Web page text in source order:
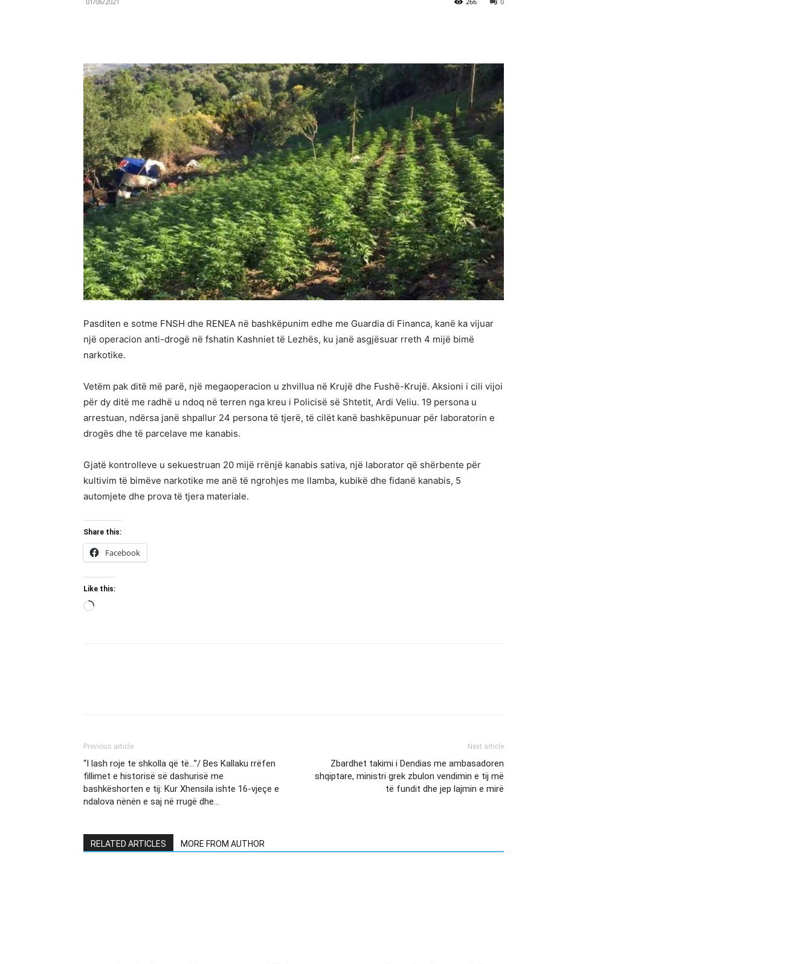
Pasditen e sotme FNSH dhe RENEA në bashkëpunim edhe me Guardia di Financa, kanë ka vijuar
një operacion anti-drogë në fshatin Kashniet të Lezhës, ku janë asgjësuar rreth 4 mijë bimë
narkotike.
Vetëm pak ditë më parë, një megaoperacion u zhvillua në Krujë dhe Fushë-Krujë. Aksioni i cili vijoi
për dy ditë me radhë u ndoq në terren nga kreu i Policisë së Shtetit, Ardi Veliu. 19 persona u
arrestuan, ndërsa janë shpallur 24 persona të tjerë, të cilët kanë bashkëpunuar për laboratorin e
drogës dhe të parcelave me kanabis.
Gjatë kontrolleve u sekuestruan 20 mijë rrënjë kanabis sativa, një laborator që shërbente për
kultivim të bimëve narkotike me anë të ngrohjes me llamba, kubikë dhe fidanë kanabis, 5
automjete dhe prova të tjera materiale.
Share this:
Facebook
Like this:
Previous article
“I lash roje te shkolla që të…”/ Bes Kallaku rrëfen
fillimet e historisë së dashurisë me
bashkëshorten e tij: Kur Xhensila ishte 16-vjeçe e
ndalova nënën e saj në rrugë dhe…
Next article
Zbardhet takimi i Dendias me ambasadoren
shqiptare, ministri grek zbulon vendimin e tij më
të fundit dhe jep lajmin e mirë
RELATED ARTICLES MORE FROM AUTHOR